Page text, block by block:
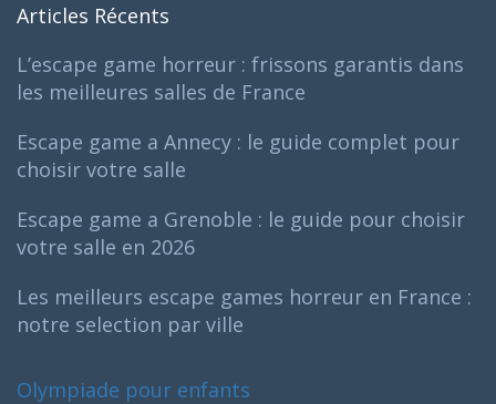
Articles Récents
L’escape game horreur : frissons garantis dans
les meilleures salles de France
Escape game a Annecy : le guide complet pour
choisir votre salle
Escape game a Grenoble : le guide pour choisir
votre salle en 2026
Les meilleurs escape games horreur en France :
notre selection par ville
Olympiade pour enfants